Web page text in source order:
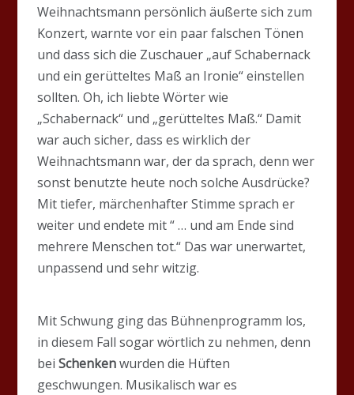
Weihnachtsmann persönlich äußerte sich zum
Konzert, warnte vor ein paar falschen Tönen
und dass sich die Zuschauer „auf Schabernack
und ein gerütteltes Maß an Ironie“ einstellen
sollten. Oh, ich liebte Wörter wie
„Schabernack“ und „gerütteltes Maß.“ Damit
war auch sicher, dass es wirklich der
Weihnachtsmann war, der da sprach, denn wer
sonst benutzte heute noch solche Ausdrücke?
Mit tiefer, märchenhafter Stimme sprach er
weiter und endete mit “ … und am Ende sind
mehrere Menschen tot.“ Das war unerwartet,
unpassend und sehr witzig.
Mit Schwung ging das Bühnenprogramm los,
in diesem Fall sogar wörtlich zu nehmen, denn
beiSchenkenwurden die Hüften
geschwungen. Musikalisch war es